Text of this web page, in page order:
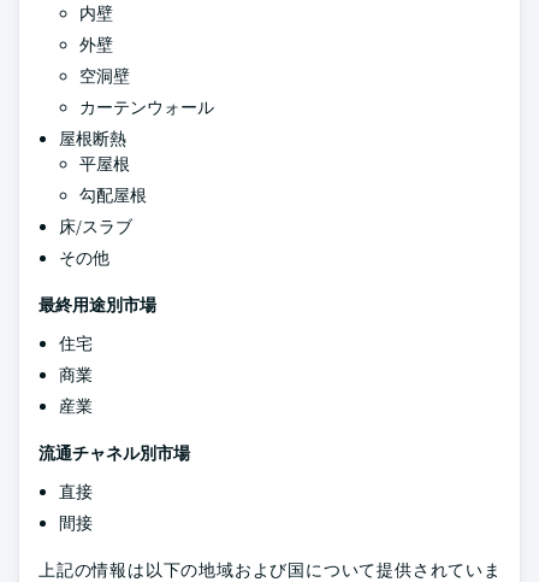
内壁
外壁
空洞壁
カーテンウォール
屋根断熱
平屋根
勾配屋根
床/スラブ
その他
最終用途別市場
住宅
商業
産業
流通チャネル別市場
直接
間接
上記の情報は以下の地域および国について提供されていま